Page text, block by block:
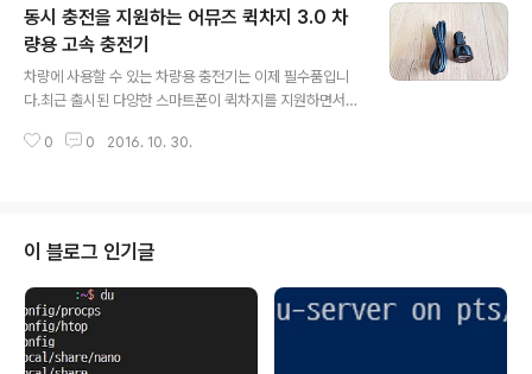
WiFi 범위 확장기라는 이름이 보이는 것을 확인할 수 있습
니다.▼ 박스 후면AC 규격 지원은 물론 듀얼 밴드를 지원
하는 와이파이 확장기입니다. ▼ 박스 개봉박스를 개봉하
면 깔끔하게 포장되어 있는 것을 확인할 수 있습니다. ▼
익스텐더의 구성입니다. ▼ 설치 매뉴얼연결 방법은 WPS
동시 충전을 지원하는 어뮤즈 퀵차지 3.0 차
량용 고속 충전기
차량에 사용할 수 있는 차량용 충전기는 이제 필수품입니
다.최근 출시된 다양한 스마트폰이 퀵차지를 지원하면서
량용 고속 충전기는 퀵차지 3.0과 2포트를 지원하는 충전
다.▼ 제품 배송차량용 충전기 제품이라 상당히 가벼운 편
입니다.▼ 제품 박스심플한 디자인의 어뮤즈 퀵차지 3.0
차량용 고속 충전기 박스입니다.퀄컴 퀵차지 3.0을 지원하
다는 문구를 확인할 수 있습니다.▼ 박스 후면박스 후면에
는 간략하게 내용이 표시되어 있습니다.▼ 박스 개봉박스
를 오픈하면 간략한 설명서가 위에 있습니다.▼..
0 0 2016. 10. 30.
이 블로그 인기글